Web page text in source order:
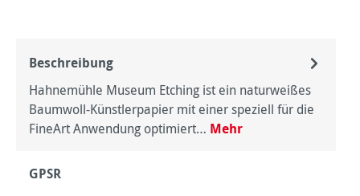
Beschreibung
Hahnemühle Museum Etching ist ein naturweißes
Baumwoll-Künstlerpapier mit einer speziell für die
FineArt Anwendung optimiert… Mehr
GPSR